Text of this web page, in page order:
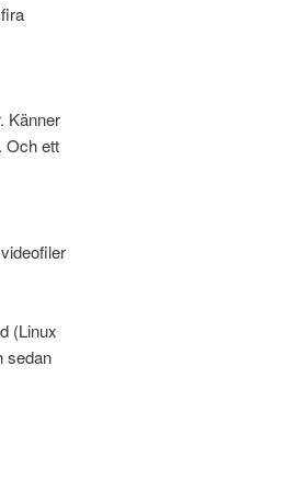
Känner
Och ett
(Linux
sedan